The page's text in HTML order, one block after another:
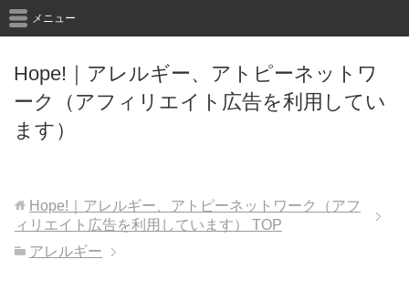
Hope!｜アレルギー、アトピーネットワ
ーク（アフィリエイト広告を利用してい
ます）
メニュー
Hope!｜アレルギー、アトピーネットワーク（アフ
ィリエイト広告を利用しています）
TOP
アレルギー